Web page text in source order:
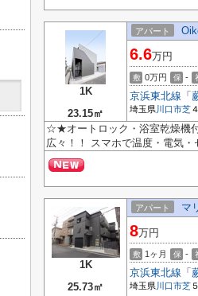
1K
23.15㎡
アパート
6.6万円
敷 0万円 保 -
京浜東北線 「
埼玉県川口市芝
☆★オートロック・浴室乾燥機
広々！！ スマホで温度・電気
1K
25.73㎡
アパート マ
8万円
敷 1ヶ月 保 -
京浜東北線 「
埼玉県川口市芝